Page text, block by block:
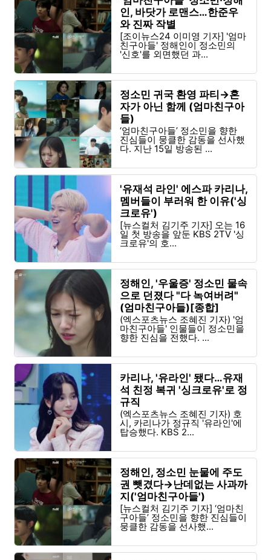
인, 바닷가 로맨스…한준우
와 진짜 작별
[조이뉴스24 이미영 기자] '엄마
친구아들' 정해인이 정소민의
'신호'를 외면했던 과...
정소민 귀국 환영 파티→혼
자가 아닌 함께 (엄마친구아
들)
‘엄마친구아들’ 정소민을 향한
진심들이 뭉클한 감동을 선사했
다. 지난 15일 방송된 ...
'유재석 라인' 에스파 카리나,
멤버들이 부러워 한 이유('싱
크로유')
[뉴스컬처 김기주 기자] 오는 16
일 첫 방송을 앞둔 KBS 2TV '싱
크로유'의 호...
정해인, '우울증' 정소민 물속
으로 던졌다 "다 녹여버려"
(엄마친구아들)[종합]
(엑스포츠뉴스 조혜진 기자) '엄
마친구아들' 인물들이 정소민을
향한 진심을 전했다. ...
카리나, '유라인' 됐다…유재
석 친정 복귀 '싱크로유'로 정
규직
(엑스포츠뉴스 조혜진 기자) 호
시, 카리나가 정규직 '유라인'에
탑승했다. KBS 2...
정해인, 정소민 눈물에 주도
권 뺏겼다→난데없는 사과까
지('엄마친구아들')
[뉴스컬처 김기주 기자] ‘엄마친
구아들’ 정소민을 향한 진심들이
뭉클한 감동을 선사했...